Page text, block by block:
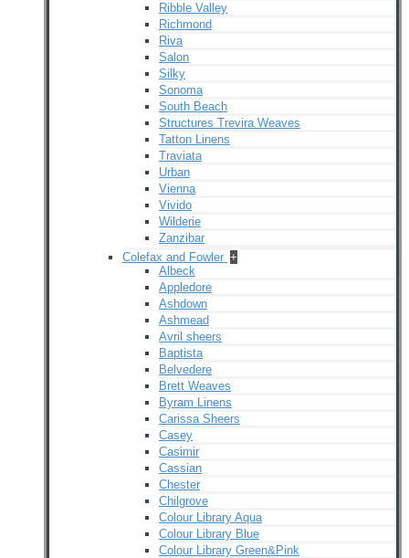
Ribble Valley
Richmond
Riva
Salon
Silky
Sonoma
South Beach
Structures Trevira Weaves
Tatton Linens
Traviata
Urban
Vienna
Vivido
Wilderie
Zanzibar
Colefax and Fowler +
Albeck
Appledore
Ashdown
Ashmead
Avril sheers
Baptista
Belvedere
Brett Weaves
Byram Linens
Carissa Sheers
Casey
Casimir
Cassian
Chester
Chilgrove
Colour Library Aqua
Colour Library Blue
Colour Library Green&Pink